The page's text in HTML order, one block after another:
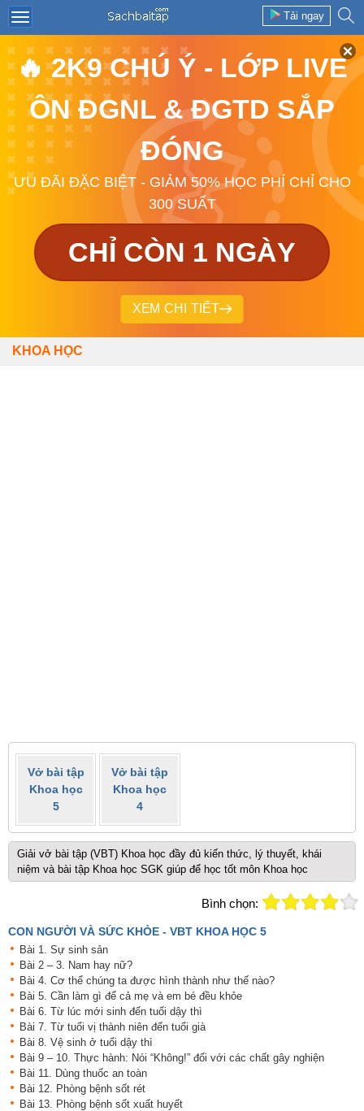
Tải ngay
🔥 2K9 CHÚ Ý - LỚP LIVE
ÔN ĐGNL & ĐGTD SẮP
ĐÓNG
ƯU ĐÃI ĐẶC BIỆT - GIẢM 50% HỌC PHÍ CHỈ CHO
300 SUẤT
CHỈ CÒN 1 NGÀY
XEM CHI TIẾT
KHOA HỌC
Vở bài tập
Khoa học
5
Vở bài tập
Khoa học
4
Giải vở bài tập (VBT) Khoa học đầy đủ kiến thức, lý thuyết, khái
niệm và bài tập Khoa học SGK giúp để học tốt môn Khoa học
Bình chọn:
CON NGƯỜI VÀ SỨC KHỎE - VBT KHOA HỌC 5
Bài 1. Sự sinh sản
Bài 2 – 3. Nam hay nữ?
Bài 4. Cơ thể chúng ta được hình thành như thế nào?
Bài 5. Cần làm gì để cả mẹ và em bé đều khỏe
Bài 6. Từ lúc mới sinh đến tuổi dậy thì
Bài 7. Từ tuổi vị thành niên đến tuổi già
Bài 8. Vệ sinh ở tuổi dậy thì
Bài 9 – 10. Thực hành: Nói “Không!” đối với các chất gây nghiện
Bài 11. Dùng thuốc an toàn
Bài 12. Phòng bệnh sốt rét
Bài 13. Phòng bệnh sốt xuất huyết